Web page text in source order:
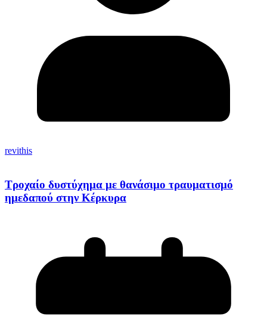
revithis
Τροχαίο δυστύχημα με θανάσιμο τραυματισμό
ημεδαπού στην Κέρκυρα